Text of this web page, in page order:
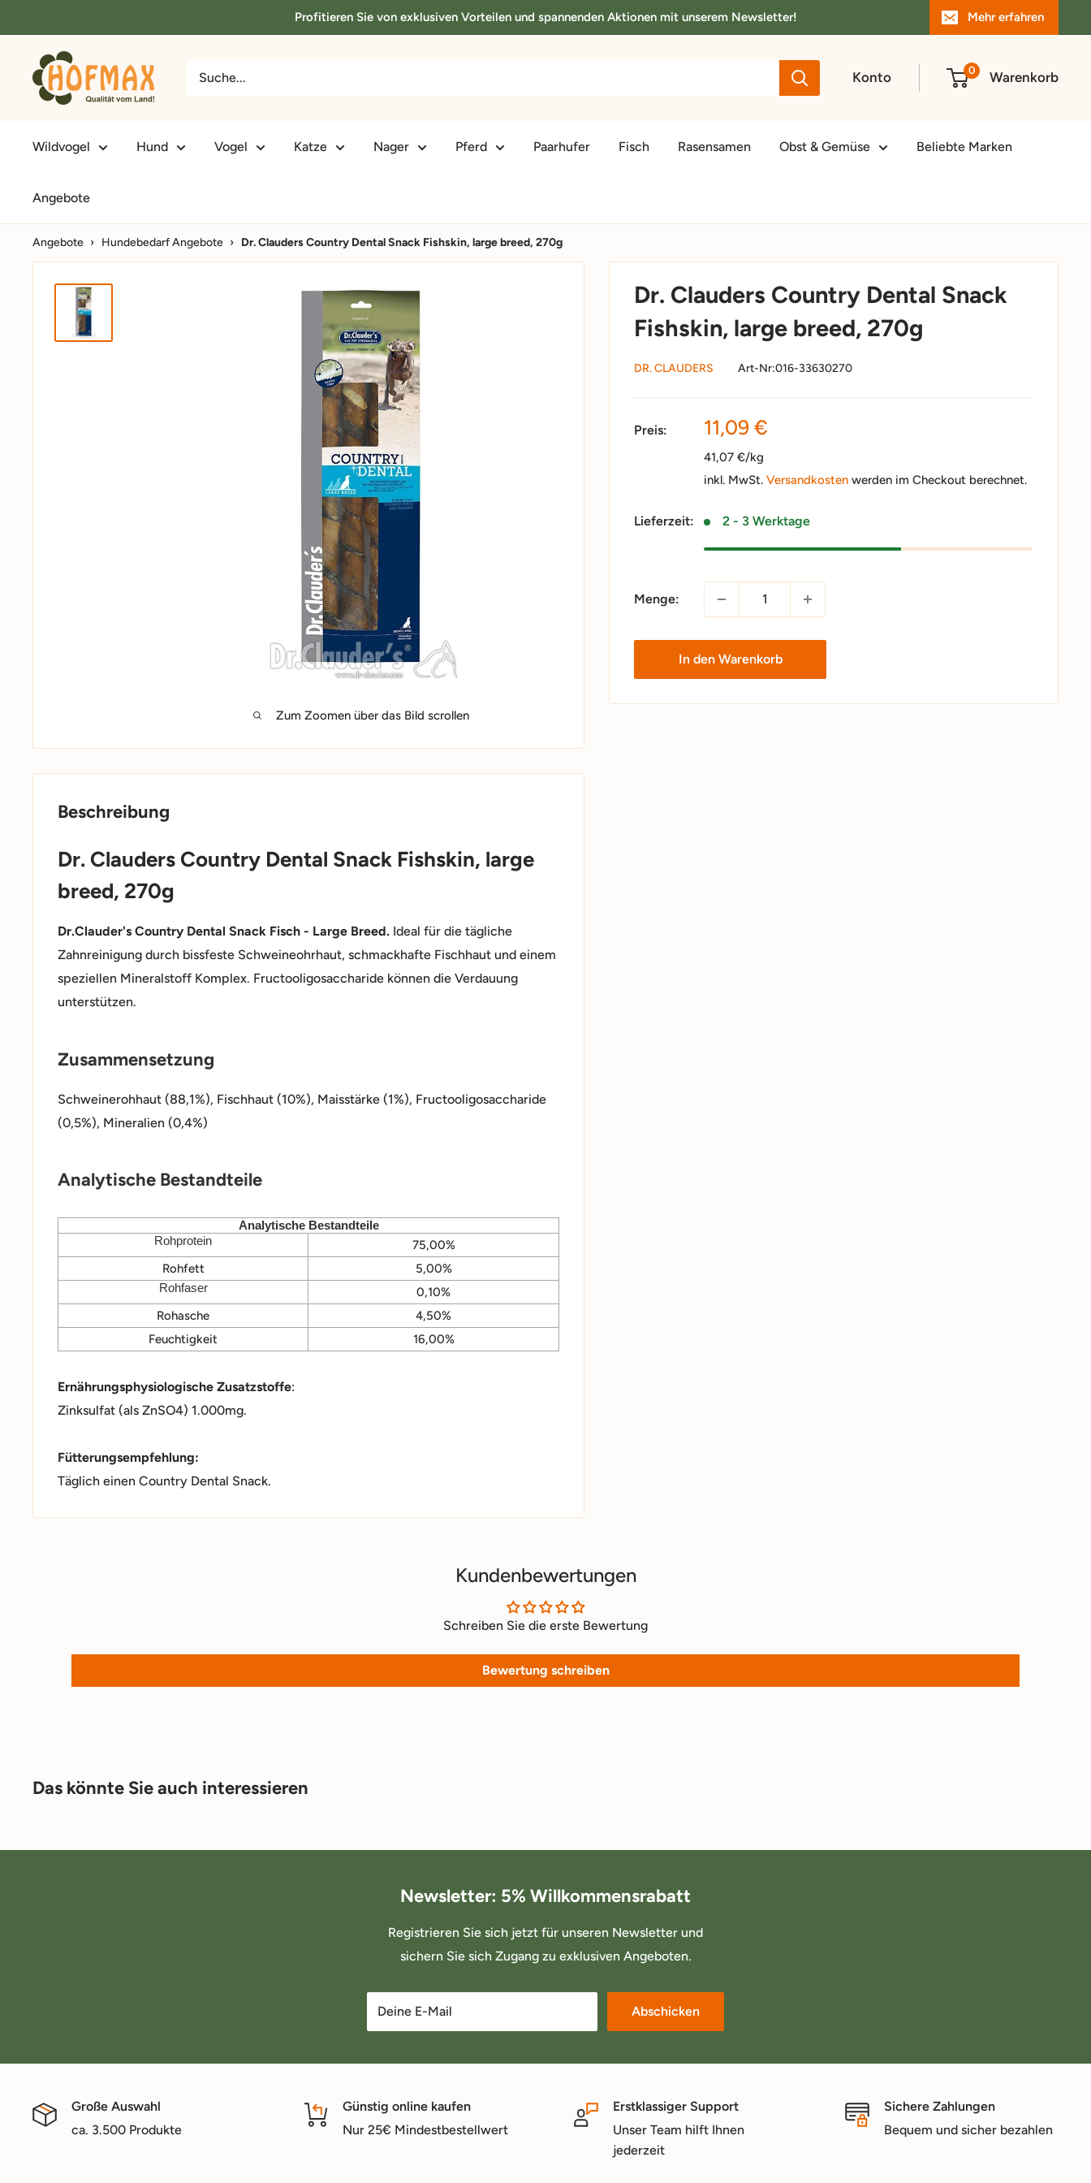
zum
Profitieren Sie von exklusiven Vorteilen und spannenden Aktionen mit unserem Newsletter! Mehr erfahren
hofmax.de
Konto 0 Warenkorb
Wildvogel Hund Vogel Katze Nager Pferd Paarhufer Fisch Rasensamen Obst & Gemüse Beliebte Marken
Angebote
Angebote › Hundebedarf Angebote › Dr. Clauders Country Dental Snack Fishskin, large breed, 270g
Zum Zoomen über das Bild scrollen
Dr. Clauders Country Dental Snack
Fishskin, large breed, 270g
DR. CLAUDERS Art-Nr:016-33630270
Preis: Sonderpreis
11,09 €
41,07 €/kg
inkl. MwSt.Versandkosten werden im Checkout berechnet.
Lieferzeit: 2 - 3 Werktage
Menge:
In den Warenkorb
Beschreibung
Dr. Clauders Country Dental Snack Fishskin, large
breed, 270g
Dr.Clauder's Country Dental Snack Fisch - Large Breed. Ideal für die tägliche
Zahnreinigung durch bissfeste Schweineohrhaut, schmackhafte Fischhaut und einem
speziellen Mineralstoff Komplex. Fructooligosaccharide können die Verdauung
unterstützen.
Zusammensetzung
Schweinerohhaut (88,1%), Fischhaut (10%), Maisstärke (1%), Fructooligosaccharide
(0,5%), Mineralien (0,4%)
Analytische Bestandteile
Analytische Bestandteile
Rohprotein
75,00%
Rohfett
5,00%
Rohfaser
0,10%
Rohasche
4,50%
Feuchtigkeit
16,00%
Ernährungsphysiologische Zusatzstoffe:
Zinksulfat (als ZnSO4) 1.000mg.
Fütterungsempfehlung:
Täglich einen Country Dental Snack.
Kundenbewertungen
Schreiben Sie die erste Bewertung
Bewertung schreiben
Das könnte Sie auch interessieren
Newsletter: 5% Willkommensrabatt
Registrieren Sie sich jetzt für unseren Newsletter und
sichern Sie sich Zugang zu exklusiven Angeboten.
Deine E-Mail Abschicken
Große Auswahl
ca. 3.500 Produkte
Günstig online kaufen
Nur 25€ Mindestbestellwert
Erstklassiger Support
Unser Team hilft Ihnen
jederzeit
Sichere Zahlungen
Bequem und sicher bezahlen